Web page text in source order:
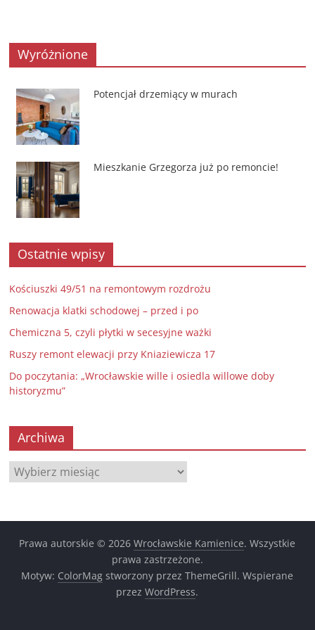
Wyróżnione
Potencjał drzemiący w murach
Mieszkanie Grzegorza już po remoncie!
Ostatnie wpisy
Kościuszki 49/51 na remontowym rozdrożu
Renowacja klatki schodowej – przed i po
Chemiczna 5, czyli płytki w secesyjne ważki
Ruszy remont elewacji przy Kniaziewicza 17
Do poczytania: „Wrocławskie wille i osiedla willowe doby
historyzmu”
Archiwa
Archiwa
Prawa autorskie © 2026Wrocławskie Kamienice. Wszystkie
prawa zastrzeżone.
Motyw: ColorMag stworzony przez ThemeGrill. Wspierane
przezWordPress.